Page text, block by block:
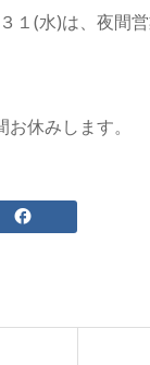
１(水)は、夜間
休みします。